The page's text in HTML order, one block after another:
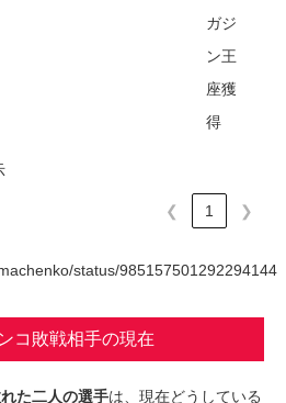
ガジ
ン王
座獲
得
❮ 1 ❯
status/985157501292294144
コ敗戦相手の現在
た二人の選手は、現在どうしている